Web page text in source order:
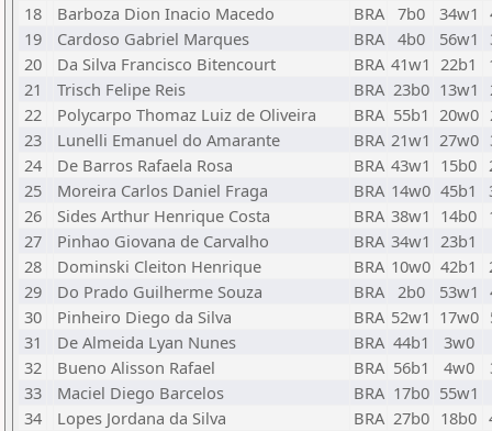
18
Barboza Dion Inacio Macedo BRA 7b0 34w1
19
Cardoso Gabriel Marques BRA 4b0 56w1
20
Da Silva Francisco Bitencourt BRA 41w1 22b1
21
Trisch Felipe Reis BRA 23b0 13w1
22
Polycarpo Thomaz Luiz de Oliveira BRA 55b1 20w0
23
Lunelli Emanuel do Amarante BRA 21w1 27w0
24
De Barros Rafaela Rosa BRA 43w1 15b0
25
Moreira Carlos Daniel Fraga BRA 14w0 45b1
26
Sides Arthur Henrique Costa BRA 38w1 14b0
27
Pinhao Giovana de Carvalho BRA 34w1 23b1
28
Dominski Cleiton Henrique BRA 10w0 42b1
29
Do Prado Guilherme Souza BRA 2b0 53w1
30
Pinheiro Diego da Silva BRA 52w1 17w0
31
De Almeida Lyan Nunes BRA 44b1
3w0
32
Bueno Alisson Rafael BRA 56b1 4w0
33
Maciel Diego Barcelos BRA 17b0 55w1
34
Lopes Jordana da Silva BRA 27b0 18b0